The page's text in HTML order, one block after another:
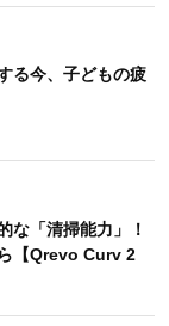
る今、子どもの疲
な「清掃能力」！
【Qrevo Curv 2